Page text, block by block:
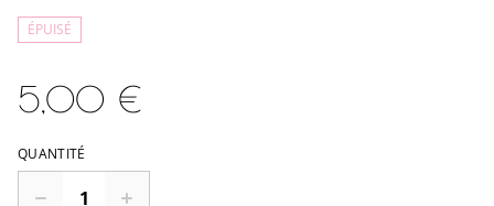
ÉPUISÉ
5,00 €
QUANTITÉ